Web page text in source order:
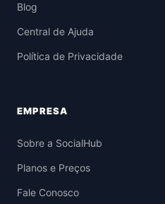
Blog
Central de Ajuda
Política de Privacidade
EMPRESA
Sobre a SocialHub
Planos e Preços
Fale Conosco